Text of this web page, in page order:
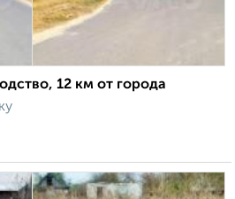
12 км от города